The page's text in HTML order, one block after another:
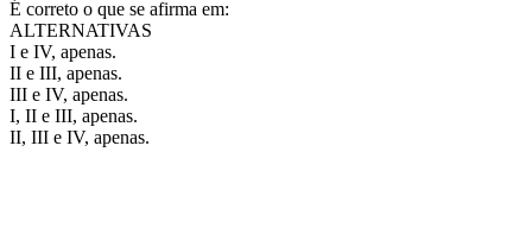
É correto o que se afirma em:
ALTERNATIVAS
I e IV, apenas.
II e III, apenas.
III e IV, apenas.
I, II e III, apenas.
II, III e IV, apenas.